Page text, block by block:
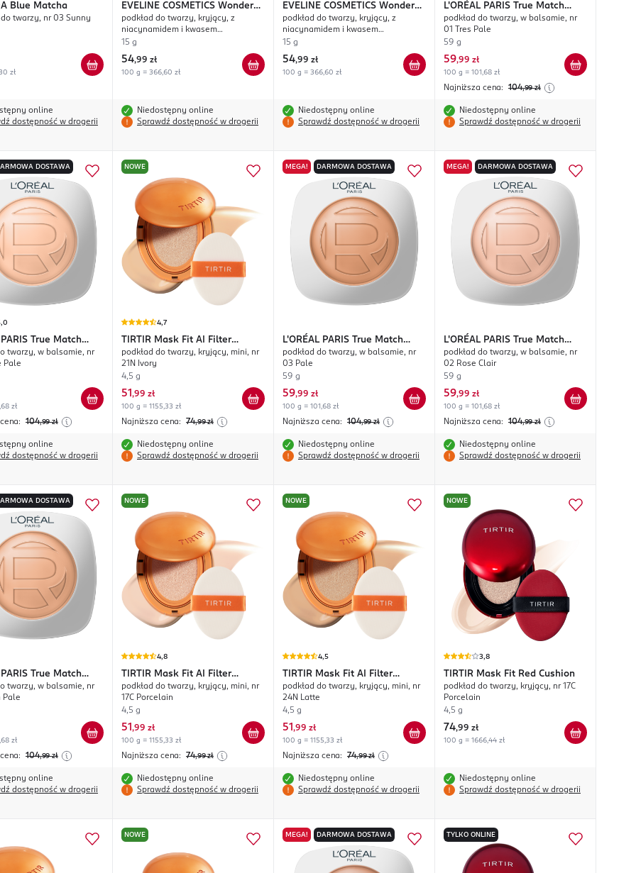
Blue Matcha
twarzy, nr 03 Sunny
zł
online
dostępność w drogerii
EVELINE COSMETICS Wonder
Match Cushion Foundation
podkład do twarzy, kryjący, z
niacynamidem i kwasem
hialuronowym, nr 01N Ivory
15 g
54,99 zł
100 g = 366,60 zł
Niedostępny online
Sprawdź dostępność w drogerii
EVELINE COSMETICS Wonder
Match Cushion Foundation
podkład do twarzy, kryjący, z
niacynamidem i kwasem
hialuronowym, nr 02W Vanilla
15 g
54,99 zł
100 g = 366,60 zł
Niedostępny online
Sprawdź dostępność w drogerii
L'ORÉAL PARIS
True Match
Hyaluron Tinted Balm
podkład do twarzy, w balsamie, nr
01 Tres Pale
59 g
59,99 zł
100 g = 101,68 zł
Najniższa cena: 104,99 zł
Niedostępny online
Sprawdź dostępność w drogerii
DOSTAWA
True Match
Tinted Balm
twarzy, w balsamie, nr
Pale
zł
104,99 zł
online
dostępność w drogerii
NOWE
4,7
TIRTIR Mask Fit AI Filter
Cushion
podkład do twarzy, kryjący, mini, nr
21N Ivory
4,5 g
51 ,99 zł
100 g = 1155,33 zł
Najniższa cena: 74,99 zł
Niedostępny online
Sprawdź dostępność w drogerii
MEGA! DARMOWA DOSTAWA
L'ORÉAL PARIS
True Match
Hyaluron Tinted Balm
podkład do twarzy, w balsamie, nr
03 Pale
59 g
59,99 zł
100 g = 101,68 zł
Najniższa cena: 104,99 zł
Niedostępny online
Sprawdź dostępność w drogerii
MEGA! DARMOWA DOSTAWA
L'ORÉAL PARIS
True Match
Hyaluron Tinted Balm
podkład do twarzy, w balsamie, nr
02 Rose Clair
59 g
59,99 zł
100 g = 101,68 zł
Najniższa cena: 104,99 zł
Niedostępny online
Sprawdź dostępność w drogerii
DOSTAWA
True Match
Tinted Balm
twarzy, w balsamie, nr
Pale
zł
104,99 zł
online
dostępność w drogerii
NOWE
4,8
TIRTIR Mask Fit AI Filter
Cushion
podkład do twarzy, kryjący, mini, nr
17C Porcelain
4,5 g
51 ,99 zł
100 g = 1155,33 zł
Najniższa cena: 74,99 zł
Niedostępny online
Sprawdź dostępność w drogerii
NOWE
4,5
TIRTIR Mask Fit AI Filter
Cushion
podkład do twarzy, kryjący, mini, nr
24N Latte
4,5 g
51 ,99 zł
100 g = 1155,33 zł
Najniższa cena: 74,99 zł
Niedostępny online
Sprawdź dostępność w drogerii
NOWE
3,8
TIRTIR Mask Fit Red Cushion
podkład do twarzy, kryjący, nr 17C
Porcelain
4,5 g
74,99 zł
100 g = 1666,44 zł
Niedostępny online
Sprawdź dostępność w drogerii
NOWE MEGA! DARMOWA DOSTAWA TYLKO ONLINE